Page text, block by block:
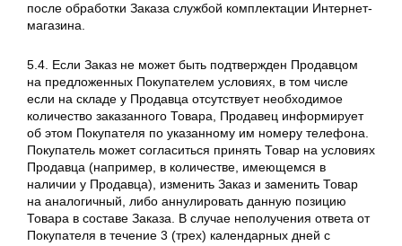
после обработки Заказа службой комплектации Интернет-
магазина.
5.4. Если Заказ не может быть подтвержден Продавцом
на предложенных Покупателем условиях, в том числе
если на складе у Продавца отсутствует необходимое
количество заказанного Товара, Продавец информирует
об этом Покупателя по указанному им номеру телефона.
Покупатель может согласиться принять Товар на условиях
Продавца (например, в количестве, имеющемся в
наличии у Продавца), изменить Заказ и заменить Товар
на аналогичный, либо аннулировать данную позицию
Товара в составе Заказа. В случае неполучения ответа от
Покупателя в течение 3 (трех) календарных дней с